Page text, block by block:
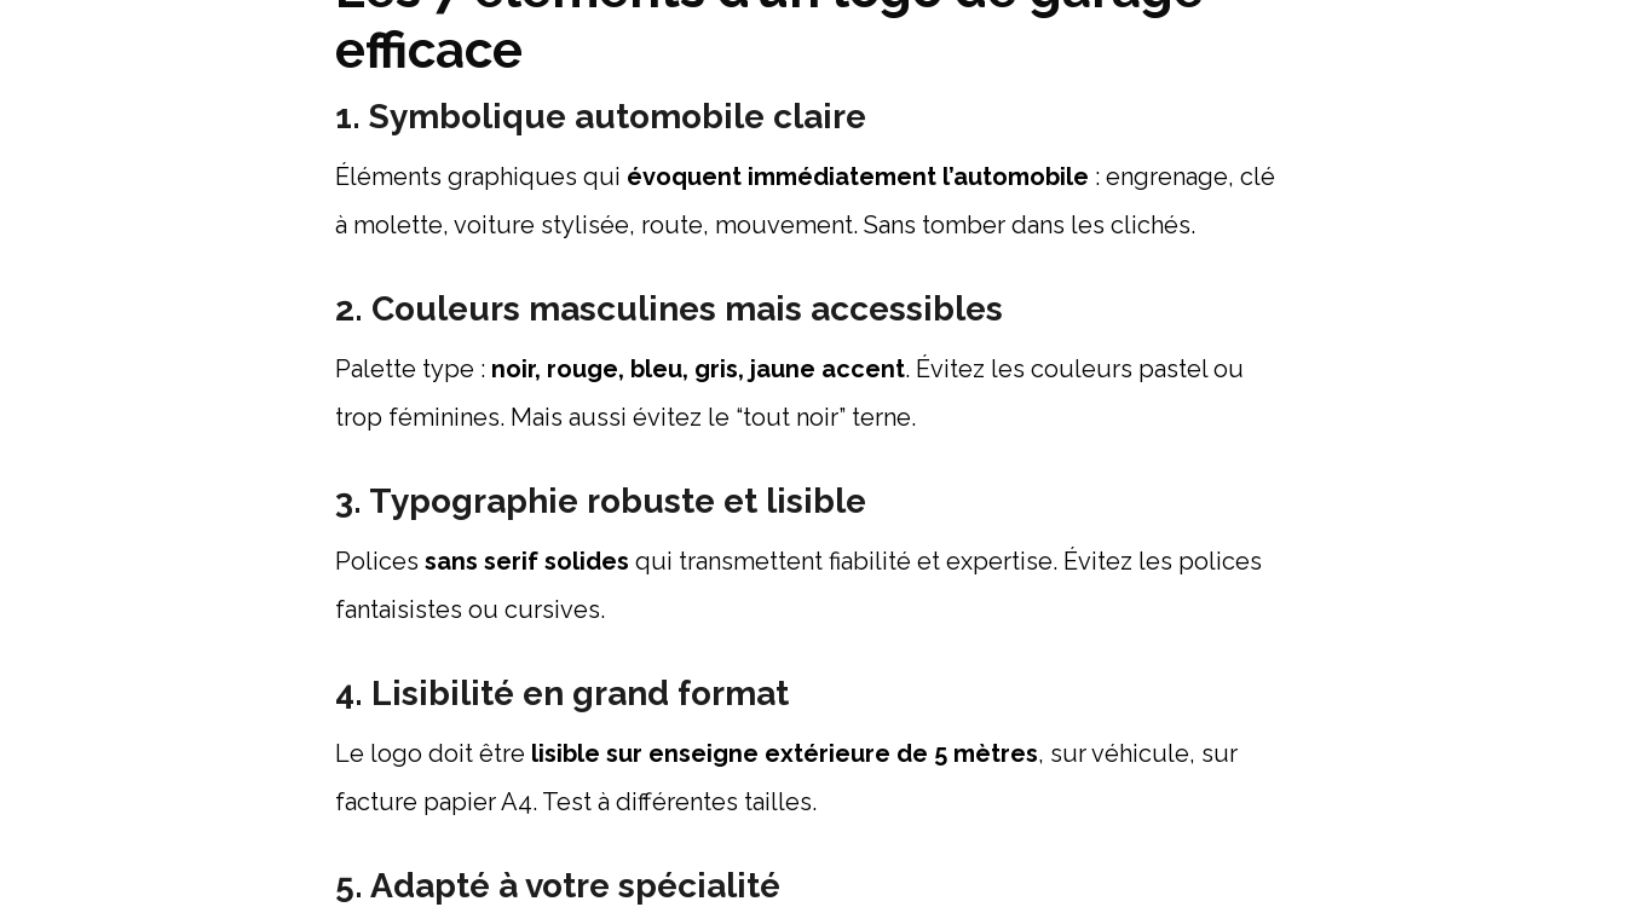
efficace
1. Symbolique automobile claire
Éléments graphiques qui évoquent immédiatement l’automobile : engrenage, clé
à molette, voiture stylisée, route, mouvement. Sans tomber dans les clichés.
2. Couleurs masculines mais accessibles
Palette type : noir, rouge, bleu, gris, jaune accent. Évitez les couleurs pastel ou
trop féminines. Mais aussi évitez le “tout noir” terne.
3. Typographie robuste et lisible
Polices sans serif solides qui transmettent fiabilité et expertise. Évitez les polices
fantaisistes ou cursives.
4. Lisibilité en grand format
Le logo doit être lisible sur enseigne extérieure de 5 mètres, sur véhicule, sur
facture papier A4. Test à différentes tailles.
5. Adapté à votre spécialité